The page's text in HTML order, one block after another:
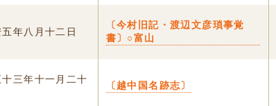
五年八月十二日
〔今村旧記・渡辺文彦瑣事覚
書〕○富山
十三年十一月二十
〔越中国名跡志〕